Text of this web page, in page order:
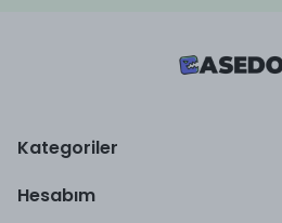
Kategoriler
Hesabım